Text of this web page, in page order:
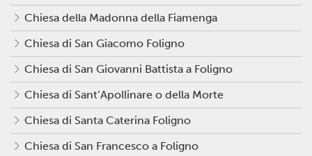
Chiesa della Madonna della Fiamenga
Chiesa di San Giacomo Foligno
Chiesa di San Giovanni Battista a Foligno
Chiesa di Sant’Apollinare o della Morte
Chiesa di Santa Caterina Foligno
Chiesa di San Francesco a Foligno